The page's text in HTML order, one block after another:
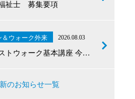
祉士 募集要項
＆ウォーク外来 2026.08.03
トウォーク基本講座 今…
のお知らせ一覧